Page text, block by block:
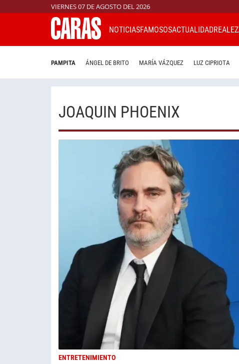
VIERNES 07 DE AGOSTO DEL 2026
NOTICIASFAMOSOSACTUALIDAD
PAMPITA ÁNGEL DE BRITO MARÍA VÁZQUEZ LUZ CIPRIOTA
JOAQUIN PHOENIX
ENTRETENIMIENTO